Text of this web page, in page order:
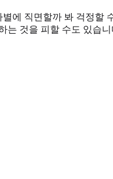
에 직면할까 봐 걱정할
는 것을 피할 수도 있습니